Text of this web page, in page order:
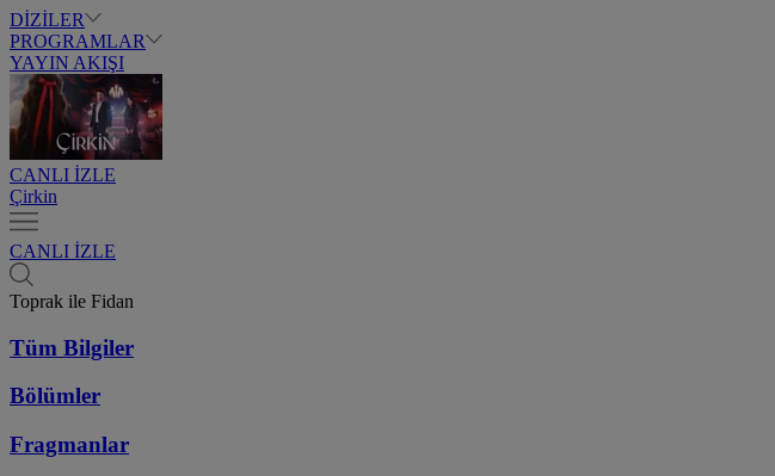
DİZİLER
PROGRAMLAR
YAYIN AKIŞI
CANLI İZLE
Çirkin
CANLI İZLE
Toprak ile Fidan
Tüm Bilgiler
Bölümler
Fragmanlar